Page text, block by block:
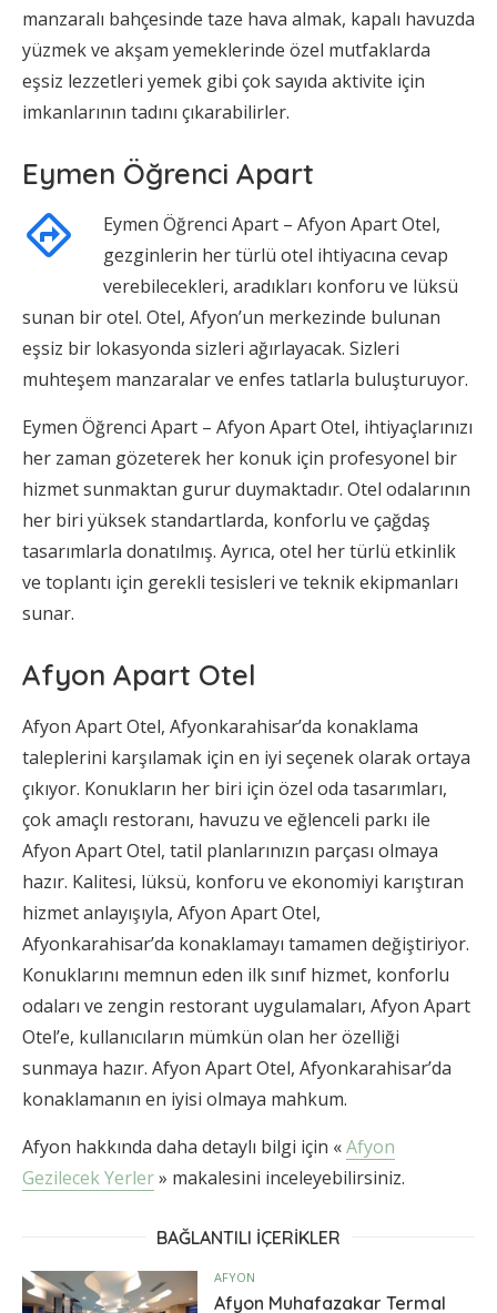
manzaralı bahçesinde taze hava almak, kapalı havuzda
yüzmek ve akşam yemeklerinde özel mutfaklarda
eşsiz lezzetleri yemek gibi çok sayıda aktivite için
imkanlarının tadını çıkarabilirler.
Eymen Öğrenci Apart
Eymen Öğrenci Apart – Afyon Apart Otel,
gezginlerin her türlü otel ihtiyacına cevap
verebilecekleri, aradıkları konforu ve lüksü
sunan bir otel. Otel, Afyon’un merkezinde bulunan
eşsiz bir lokasyonda sizleri ağırlayacak. Sizleri
muhteşem manzaralar ve enfes tatlarla buluşturuyor.
Eymen Öğrenci Apart – Afyon Apart Otel, ihtiyaçlarınızı
her zaman gözeterek her konuk için profesyonel bir
hizmet sunmaktan gurur duymaktadır. Otel odalarının
her biri yüksek standartlarda, konforlu ve çağdaş
tasarımlarla donatılmış. Ayrıca, otel her türlü etkinlik
ve toplantı için gerekli tesisleri ve teknik ekipmanları
sunar.
Afyon Apart Otel
Afyon Apart Otel, Afyonkarahisar’da konaklama
taleplerini karşılamak için en iyi seçenek olarak ortaya
çıkıyor. Konukların her biri için özel oda tasarımları,
çok amaçlı restoranı, havuzu ve eğlenceli parkı ile
Afyon Apart Otel, tatil planlarınızın parçası olmaya
hazır. Kalitesi, lüksü, konforu ve ekonomiyi karıştıran
hizmet anlayışıyla, Afyon Apart Otel,
Afyonkarahisar’da konaklamayı tamamen değiştiriyor.
Konuklarını memnun eden ilk sınıf hizmet, konforlu
odaları ve zengin restorant uygulamaları, Afyon Apart
Otel’e, kullanıcıların mümkün olan her özelliği
sunmaya hazır. Afyon Apart Otel, Afyonkarahisar’da
konaklamanın en iyisi olmaya mahkum.
Afyon hakkında daha detaylı bilgi için «Afyon
Gezilecek Yerler» makalesini inceleyebilirsiniz.
BAĞLANTILI IÇERIKLER
AFYON
Afyon Muhafazakar Termal